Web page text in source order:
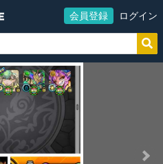
会員登録 ログイン